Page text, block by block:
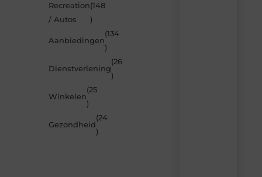
Recreation
/ Autos
(148
)
Aanbiedingen
(134
)
Dienstverlening
(26
)
Winkelen
(25
)
Gezondheid
(24
)